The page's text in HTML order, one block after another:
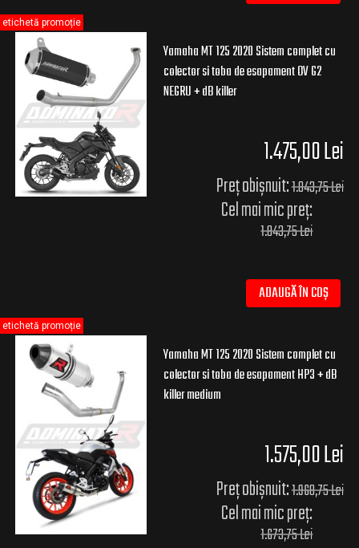
Yamaha MT 125 2020 Sistem complet cu
colector si toba de esapament OV G2
NEGRU + dB killer
1.475,00 Lei
Preț obișnuit:1.843,75 Lei
Cel mai mic preț:
1.843,75 Lei
ADAUGĂ ÎN COȘ
etichetă promoție
Yamaha MT 125 2020 Sistem complet cu
colector si toba de esapament HP3 + dB
killer medium
1.575,00 Lei
Preț obișnuit:1.968,75 Lei
Cel mai mic preț:
1.673,75 Lei
etichetă promoție